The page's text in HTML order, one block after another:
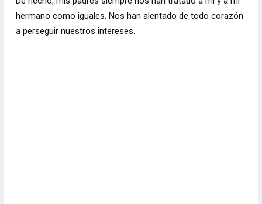
hermano como iguales. Nos han alentado de todo corazón
a perseguir nuestros intereses.